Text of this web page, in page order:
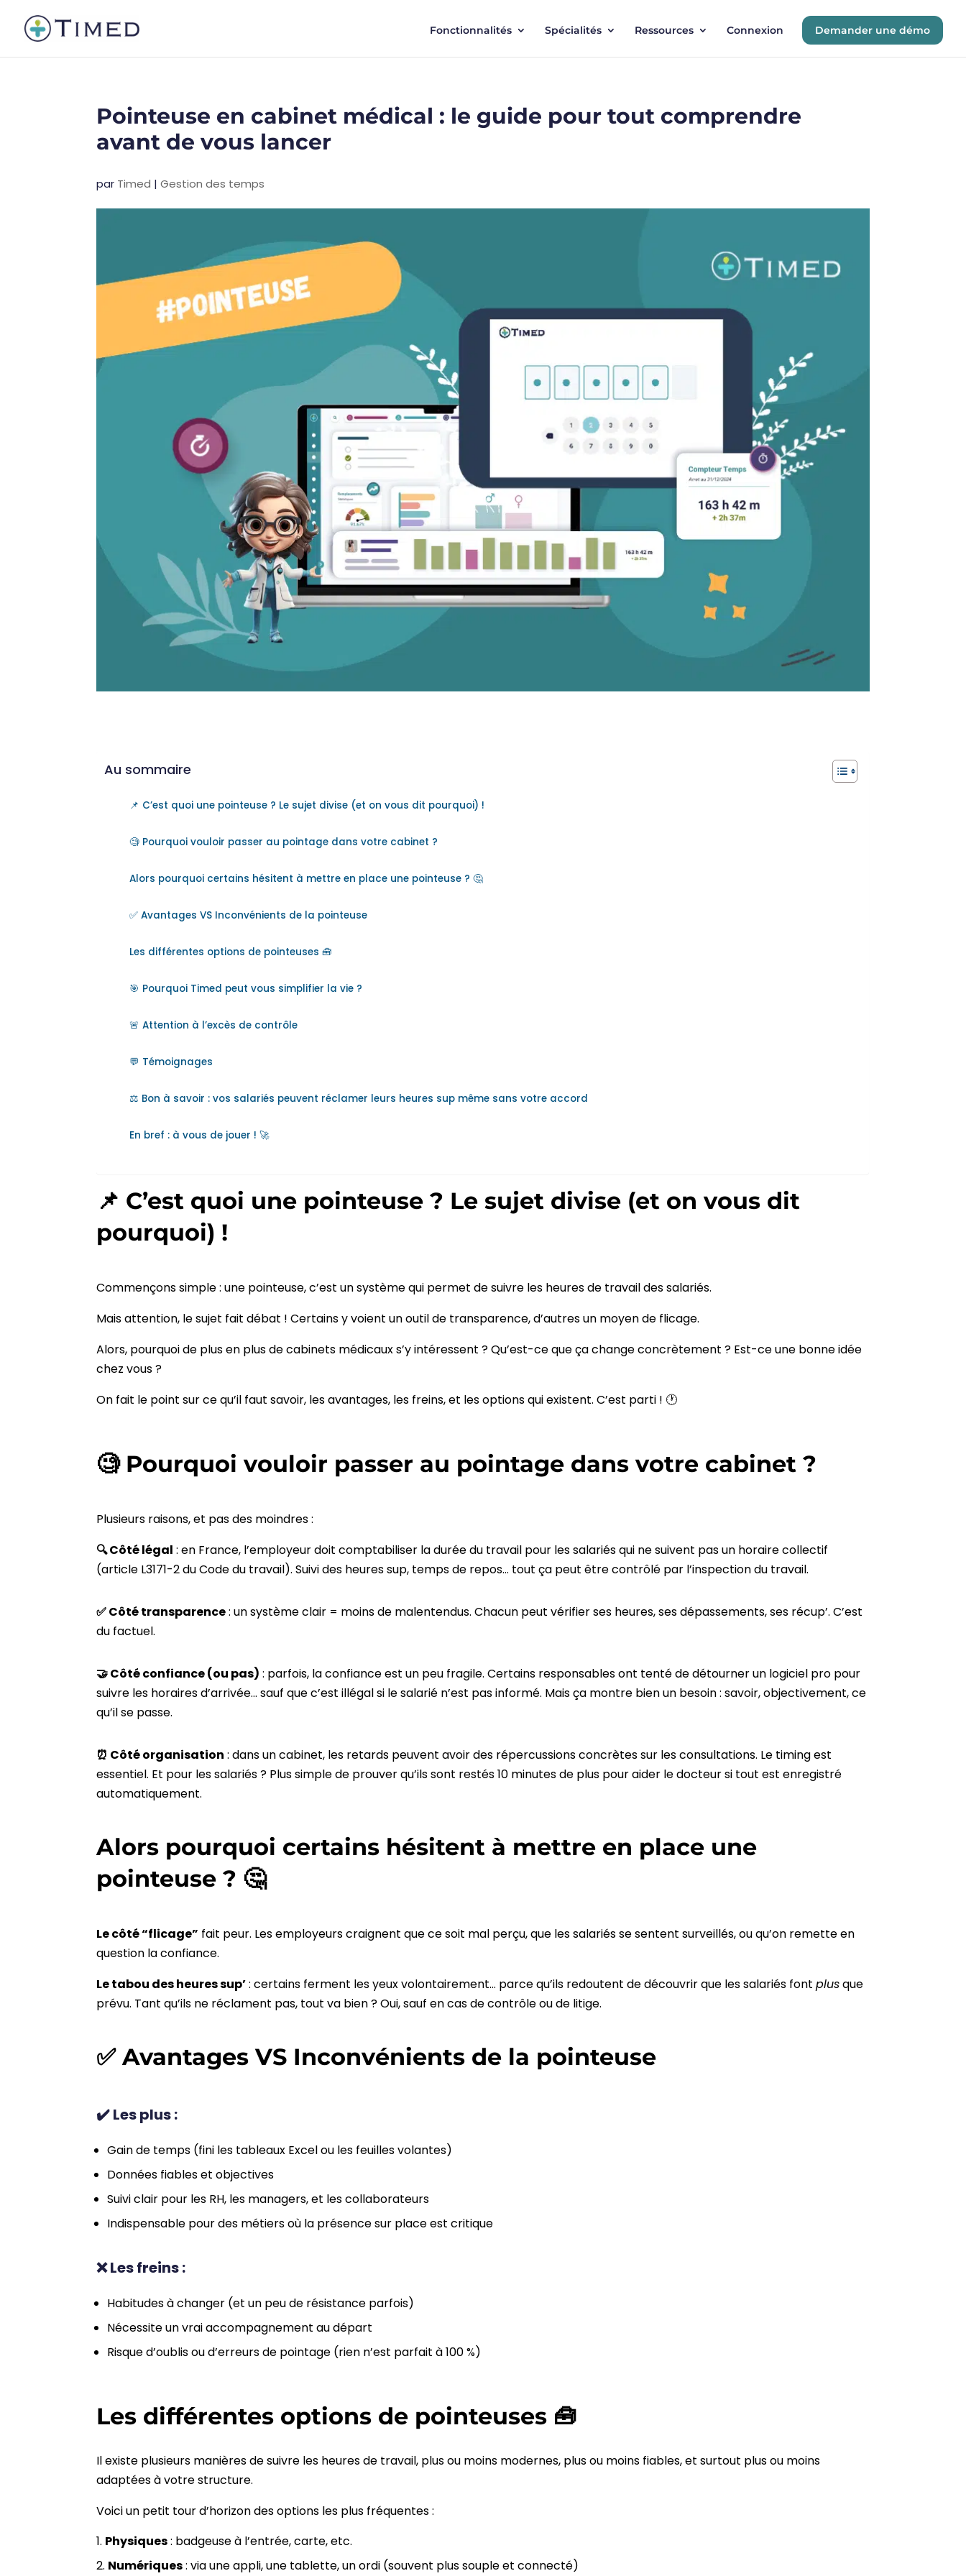
Fonctionnalités Spécialités Ressources Connexion Demander une démo
Pointeuse en cabinet médical : le guide pour tout comprendre
avant de vous lancer
par Timed |Gestion des temps
Au sommaire
📌 C’est quoi une pointeuse ? Le sujet divise (et on vous dit pourquoi) !
🧐 Pourquoi vouloir passer au pointage dans votre cabinet ?
Alors pourquoi certains hésitent à mettre en place une pointeuse ? 🤔
✅ Avantages VS Inconvénients de la pointeuse
Les différentes options de pointeuses 🧰
🎯 Pourquoi Timed peut vous simplifier la vie ?
🚨 Attention à l’excès de contrôle
💬 Témoignages
⚖️ Bon à savoir : vos salariés peuvent réclamer leurs heures sup même sans votre accord
En bref : à vous de jouer ! 🚀
📌 C’est quoi une pointeuse ? Le sujet divise (et on vous dit
pourquoi) !
Commençons simple : une pointeuse, c’est un système qui permet de suivre les heures de travail des salariés.
Mais attention, le sujet fait débat ! Certains y voient un outil de transparence, d’autres un moyen de flicage.
Alors, pourquoi de plus en plus de cabinets médicaux s’y intéressent ? Qu’est-ce que ça change concrètement ? Est-ce une bonne idée
chez vous ?
On fait le point sur ce qu’il faut savoir, les avantages, les freins, et les options qui existent. C’est parti ! 🕐
🧐 Pourquoi vouloir passer au pointage dans votre cabinet ?
Plusieurs raisons, et pas des moindres :
🔍 Côté légal : en France, l’employeur doit comptabiliser la durée du travail pour les salariés qui ne suivent pas un horaire collectif
(article L3171-2 du Code du travail). Suivi des heures sup, temps de repos… tout ça peut être contrôlé par l’inspection du travail.
✅ Côté transparence: un système clair = moins de malentendus. Chacun peut vérifier ses heures, ses dépassements, ses récup’. C’est
du factuel.
🤝 Côté confiance (ou pas) : parfois, la confiance est un peu fragile. Certains responsables ont tenté de détourner un logiciel pro pour
suivre les horaires d’arrivée… sauf que c’est illégal si le salarié n’est pas informé. Mais ça montre bien un besoin : savoir, objectivement, ce
qu’il se passe.
⏰ Côté organisation : dans un cabinet, les retards peuvent avoir des répercussions concrètes sur les consultations. Le timing est
essentiel. Et pour les salariés ? Plus simple de prouver qu’ils sont restés 10 minutes de plus pour aider le docteur si tout est enregistré
automatiquement.
Alors pourquoi certains hésitent à mettre en place une
pointeuse ? 🤔
Le côté “flicage” fait peur. Les employeurs craignent que ce soit mal perçu, que les salariés se sentent surveillés, ou qu’on remette en
question la confiance.
Le tabou des heures sup’: certains ferment les yeux volontairement… parce qu’ils redoutent de découvrir que les salariés fontplusque
prévu. Tant qu’ils ne réclament pas, tout va bien ? Oui, sauf en cas de contrôle ou de litige.
✅ Avantages VS Inconvénients de la pointeuse
✔️ Les plus :
Gain de temps (fini les tableaux Excel ou les feuilles volantes)
Données fiables et objectives
Suivi clair pour les RH, les managers, et les collaborateurs
Indispensable pour des métiers où la présence sur place est critique
❌ Les freins :
Habitudes à changer (et un peu de résistance parfois)
Nécessite un vrai accompagnement au départ
Risque d’oublis ou d’erreurs de pointage (rien n’est parfait à 100 %)
Les différentes options de pointeuses 🧰
Il existe plusieurs manières de suivre les heures de travail, plus ou moins modernes, plus ou moins fiables, et surtout plus ou moins
adaptées à votre structure.
Voici un petit tour d’horizon des options les plus fréquentes :
Physiques: badgeuse à l’entrée, carte, etc.
Numériques: via une appli, une tablette, un ordi (souvent plus souple et connecté)